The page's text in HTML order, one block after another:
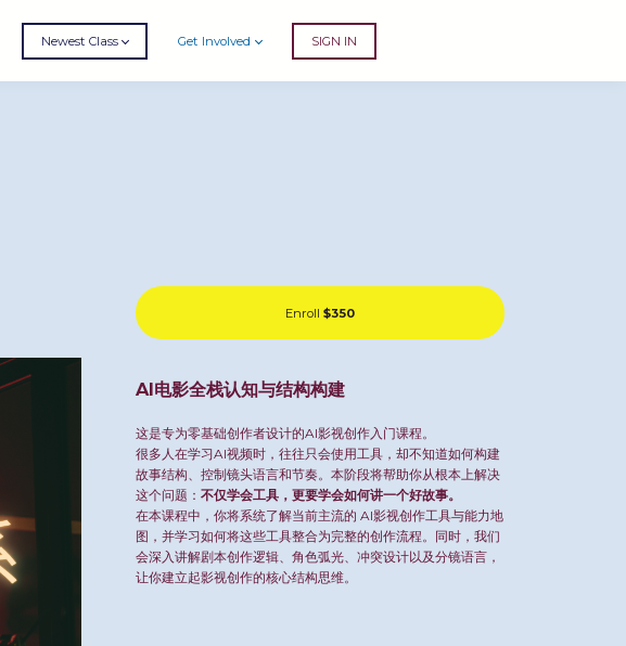
Newest Class Get Involved SIGN IN
Enroll $350
AI电影全栈认知与结构构建
这是专为零基础创作者设计的AI影视创作入门课程。
很多人在学习AI视频时，往往只会使用工具，却不知道如何构建
故事结构、控制镜头语言和节奏。本阶段将帮助你从根本上解决
这个问题： 不仅学会工具，更要学会如何讲一个好故事。
在本课程中，你将系统了解当前主流的 AI影视创作工具与能力地
图，并学习如何将这些工具整合为完整的创作流程。同时，我们
会深入讲解剧本创作逻辑、角色弧光、冲突设计以及分镜语言，
让你建立起影视创作的核心结构思维。